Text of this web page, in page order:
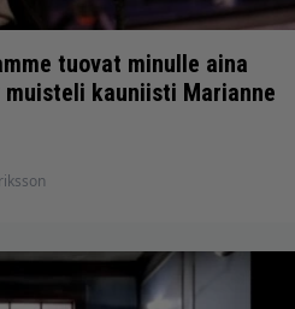
tuovat minulle aina
kauniisti Marianne